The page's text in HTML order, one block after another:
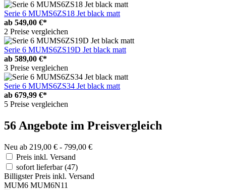
Serie 6 MUMS6ZS18 Jet black matt
ab 549,00 €*
2 Preise vergleichen
Serie 6 MUMS6ZS19D Jet black matt
ab 589,00 €*
3 Preise vergleichen
Serie 6 MUMS6ZS34 Jet black matt
ab 679,99 €*
5 Preise vergleichen
56 Angebote im Preisvergleich
Neu ab 219,00 € - 799,00 €
Preis inkl. Versand
sofort lieferbar(47)
Billigster Preis inkl. Versand
MUM6 MUM6N11